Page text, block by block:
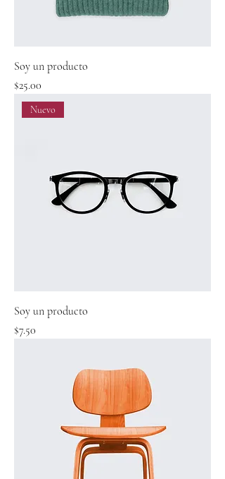
Soy un producto
Precio
$25.00
Nuevo
Soy un producto
Precio
$7.50